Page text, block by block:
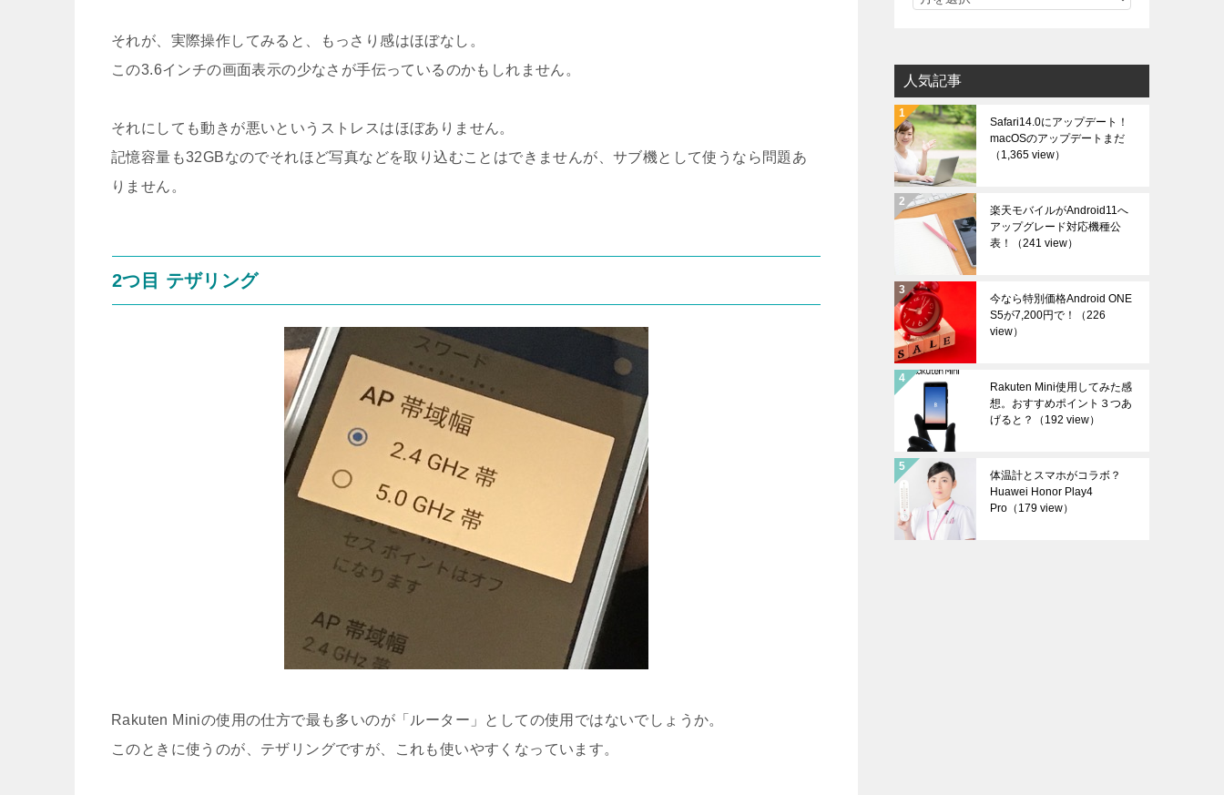
それが、実際操作してみると、もっさり感はほぼなし。
この3.6インチの画面表示の少なさが手伝っているのかもしれません。
それにしても動きが悪いというストレスはほぼありません。
記憶容量も32GBなのでそれほど写真などを取り込むことはできませんが、サブ機として使うなら問題あ
りません。
2つ目 テザリング
Rakuten Miniの使用の仕方で最も多いのが「ルーター」としての使用ではないでしょうか。
このときに使うのが、テザリングですが、これも使いやすくなっています。
人気記事
Safari14.0にアップデート！
macOSのアップデートまだ
（1,365 view）
楽天モバイルがAndroid11へ
アップグレード対応機種公
表！
（241 view）
今なら特別価格Android ONE
S5が7,200円で！
（226
view）
Rakuten Mini使用してみた感
想。おすすめポイント３つあ
げると？
（192 view）
体温計とスマホがコラボ？
Huawei Honor Play4
Pro （179 view）